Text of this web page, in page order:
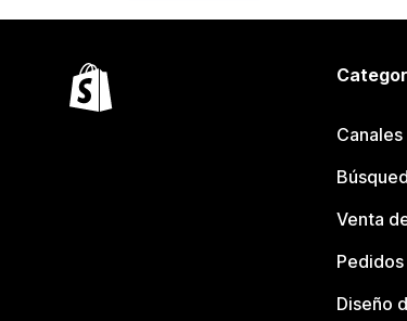
Venta
Diseño